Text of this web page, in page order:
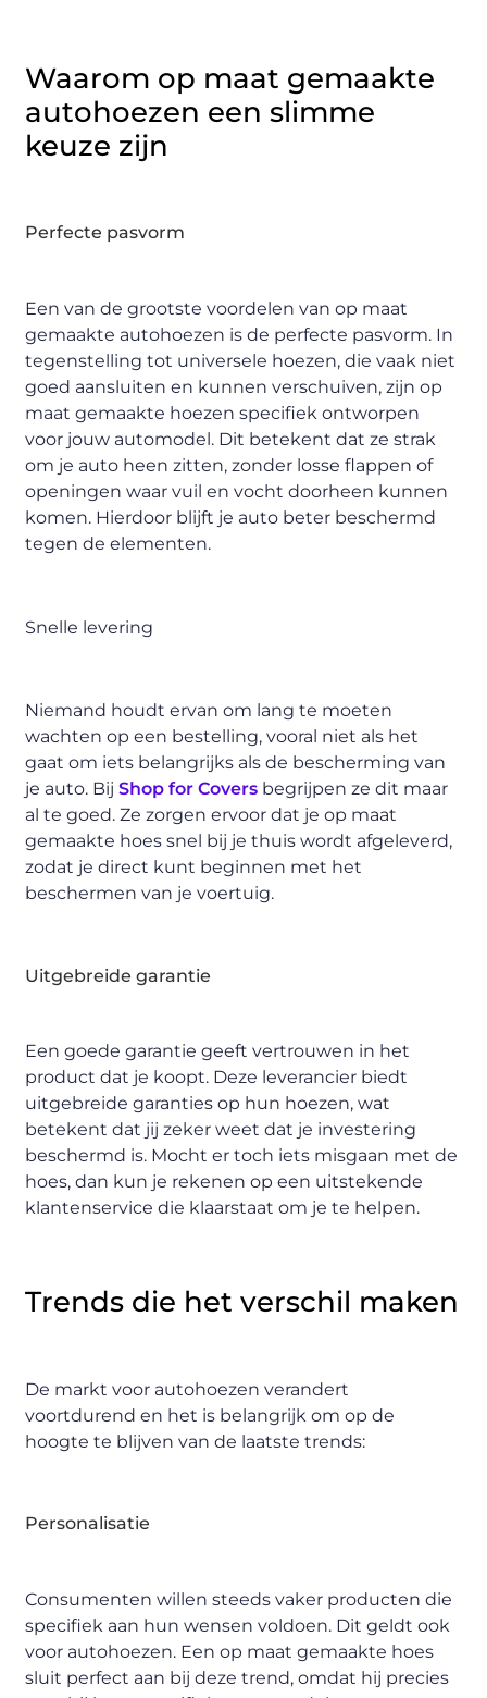
Waarom op maat gemaakte
autohoezen een slimme
keuze zijn
Perfecte pasvorm
Een van de grootste voordelen van op maat
gemaakte autohoezen is de perfecte pasvorm. In
tegenstelling tot universele hoezen, die vaak niet
goed aansluiten en kunnen verschuiven, zijn op
maat gemaakte hoezen specifiek ontworpen
voor jouw automodel. Dit betekent dat ze strak
om je auto heen zitten, zonder losse flappen of
openingen waar vuil en vocht doorheen kunnen
komen. Hierdoor blijft je auto beter beschermd
tegen de elementen.
Snelle levering
Niemand houdt ervan om lang te moeten
wachten op een bestelling, vooral niet als het
gaat om iets belangrijks als de bescherming van
je auto. BijShop for Covers begrijpen ze dit maar
al te goed. Ze zorgen ervoor dat je op maat
gemaakte hoes snel bij je thuis wordt afgeleverd,
zodat je direct kunt beginnen met het
beschermen van je voertuig.
Uitgebreide garantie
Een goede garantie geeft vertrouwen in het
product dat je koopt. Deze leverancier biedt
uitgebreide garanties op hun hoezen, wat
betekent dat jij zeker weet dat je investering
beschermd is. Mocht er toch iets misgaan met de
hoes, dan kun je rekenen op een uitstekende
klantenservice die klaarstaat om je te helpen.
Trends die het verschil maken
De markt voor autohoezen verandert
voortdurend en het is belangrijk om op de
hoogte te blijven van de laatste trends:
Personalisatie
Consumenten willen steeds vaker producten die
specifiek aan hun wensen voldoen. Dit geldt ook
voor autohoezen. Een op maat gemaakte hoes
sluit perfect aan bij deze trend, omdat hij precies